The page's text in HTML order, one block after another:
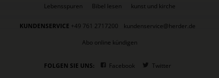
Lebensspuren
Bibel lesen kunst und kirche
KUNDENSERVICE +49 761 2717200
kundenservice@herder.de
Abo online kündigen
FOLGEN SIE UNS: Facebook Twitter